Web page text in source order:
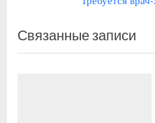
ы
д
е
д
Связанные записи